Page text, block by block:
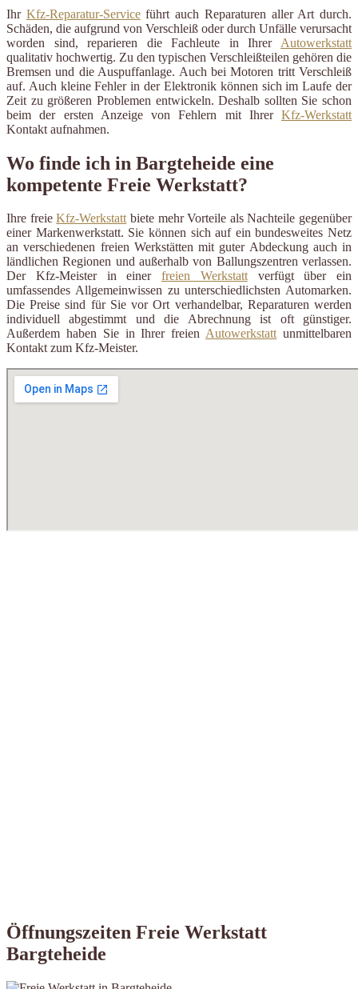
Ihr Kfz-Reparatur-Serviceführt auch Reparaturen aller Art durch.
Schäden, die aufgrund von Verschleiß oder durch Unfälle verursacht
worden sind, reparieren die Fachleute in Ihrer Autowerkstatt
qualitativ hochwertig. Zu den typischen Verschleißteilen gehören die
Bremsen und die Auspuffanlage. Auch bei Motoren tritt Verschleiß
auf. Auch kleine Fehler in der Elektronik können sich im Laufe der
Zeit zu größeren Problemen entwickeln. Deshalb sollten Sie schon
beim der ersten Anzeige von Fehlern mit Ihrer Kfz-Werkstatt
Kontakt aufnahmen.
Wo finde ich in Bargteheide eine
kompetente Freie Werkstatt?
Ihre freieKfz-Werkstattbiete mehr Vorteile als Nachteile gegenüber
einer Markenwerkstatt. Sie können sich auf ein bundesweites Netz
an verschiedenen freien Werkstätten mit guter Abdeckung auch in
ländlichen Regionen und außerhalb von Ballungszentren verlassen.
Der Kfz-Meister in einer freien Werkstattverfügt über ein
umfassendes Allgemeinwissen zu unterschiedlichsten Automarken.
Die Preise sind für Sie vor Ort verhandelbar, Reparaturen werden
individuell abgestimmt und die Abrechnung ist oft günstiger.
Außerdem haben Sie in Ihrer freienAutowerkstattunmittelbaren
Kontakt zum Kfz-Meister.
Öffnungszeiten Freie Werkstatt
Bargteheide